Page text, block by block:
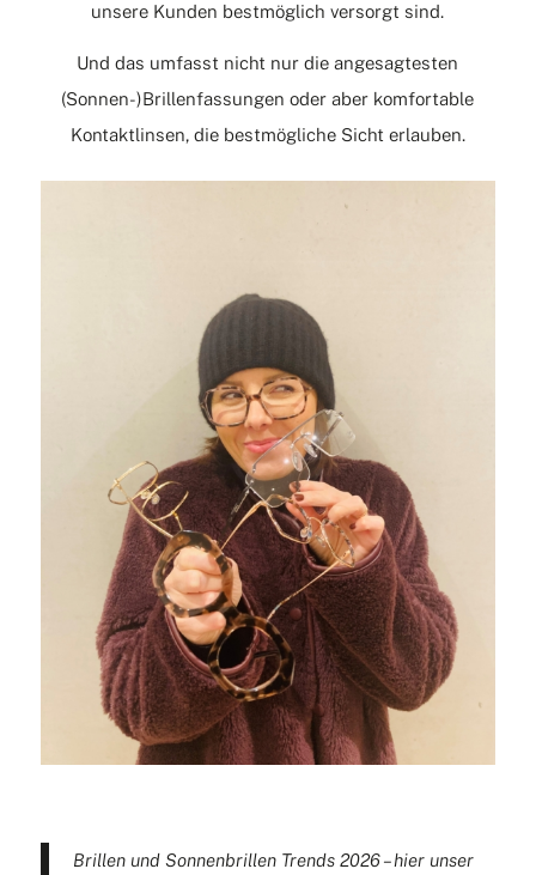
unsere Kunden bestmöglich versorgt sind.
Und das umfasst nicht nur die angesagtesten
(Sonnen-)Brillenfassungen oder aber komfortable
Kontaktlinsen, die bestmögliche Sicht erlauben.
Brillen und Sonnenbrillen Trends 2026 – hier unser